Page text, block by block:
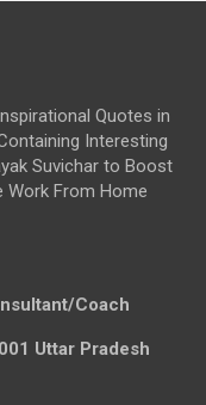
Quotes in
Interesting
Suvichar to Boost
Work From Home
Coach
Uttar Pradesh